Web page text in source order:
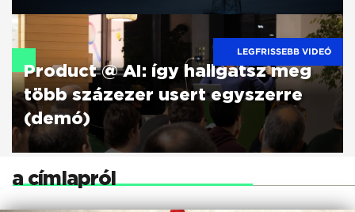
LEGFRISSEBB VIDEÓ
Product @ AI: így hallgatsz meg
több százezer usert egyszerre
(demó)
a címlapról